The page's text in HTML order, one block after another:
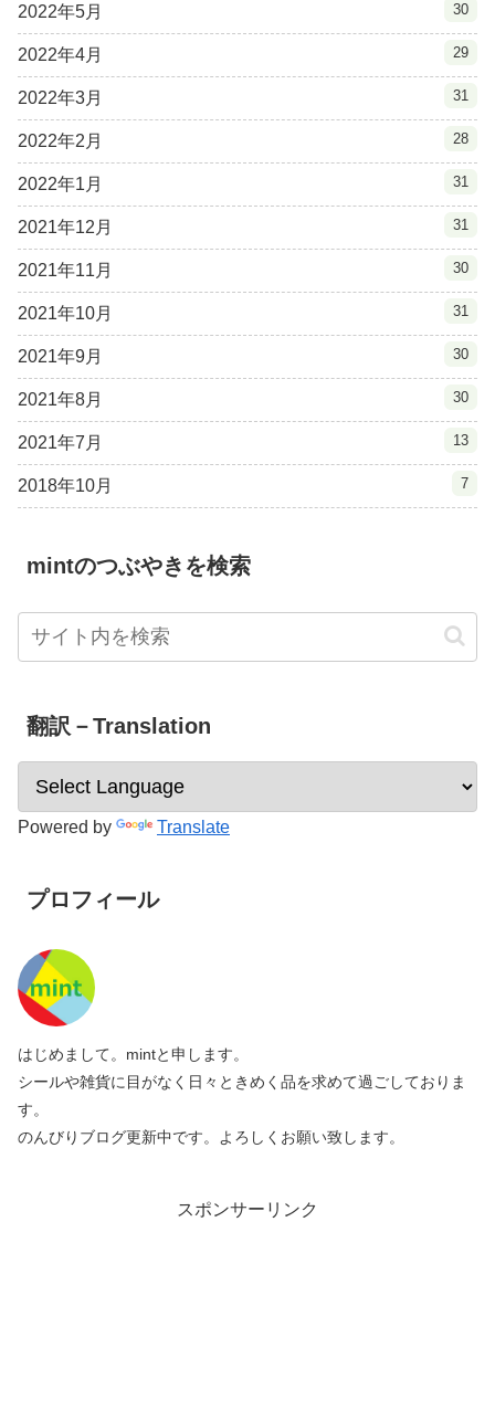
2022年5月 30
2022年4月 29
2022年3月 31
2022年2月 28
2022年1月 31
2021年12月 31
2021年11月 30
2021年10月 31
2021年9月 30
2021年8月 30
2021年7月 13
2018年10月 7
mintのつぶやきを検索
翻訳－Translation
Powered by Translate
プロフィール
はじめまして。mintと申します。
シールや雑貨に目がなく日々ときめく品を求めて過ごしておりま
す。
のんびりブログ更新中です。よろしくお願い致します。
スポンサーリンク